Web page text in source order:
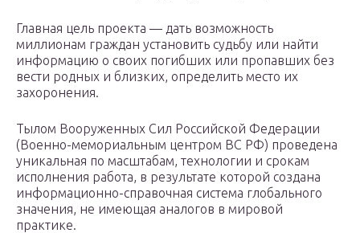
Главная цель проекта — дать возможность
миллионам граждан установить судьбу или найти
информацию о своих погибших или пропавших без
вести родных и близких, определить место их
захоронения.
Тылом Вооруженных Сил Российской Федерации
(Военно-мемориальным центром ВС РФ) проведена
уникальная по масштабам, технологии и срокам
исполнения работа, в результате которой создана
информационно-справочная система глобального
значения, не имеющая аналогов в мировой
практике.